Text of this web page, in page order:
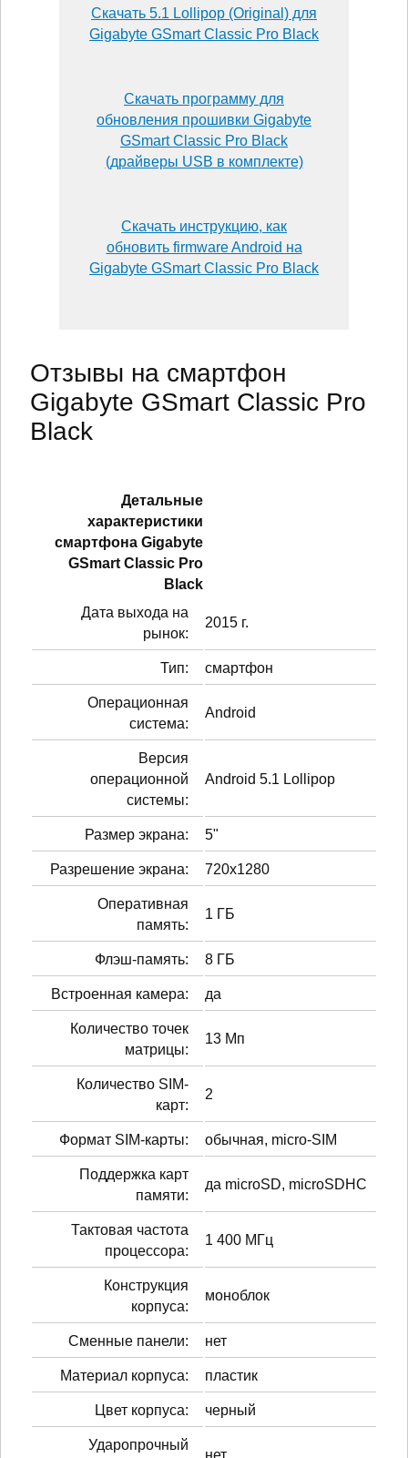
Скачать 5.1 Lollipop (Original) для
Gigabyte GSmart Classic Pro Black
Скачать программу для
обновления прошивки Gigabyte
GSmart Classic Pro Black
(драйверы USB в комплекте)
Скачать инструкцию, как
обновить firmware Android на
Gigabyte GSmart Classic Pro Black
Отзывы на смартфон
Gigabyte GSmart Classic Pro
Black
Детальные
характеристики
смартфонa Gigabyte
GSmart Classic Pro
Black
Дата выхода на
рынок:
2015 г.
Тип: смартфон
Операционная
система:
Android
Версия
операционной
системы:
Android 5.1 Lollipop
Размер экрана: 5"
Разрешение экрана: 720x1280
Оперативная
память:
1 ГБ
Флэш-память: 8 ГБ
Встроенная камера: да
Количество точек
матрицы:
13 Мп
Количество SIM-
карт:
2
Формат SIM-карты: обычная, micro-SIM
Поддержка карт
памяти:
да microSD, microSDHC
Тактовая частота
процессора:
1 400 МГц
Конструкция
корпуса:
моноблок
Сменные панели: нет
Материал корпуса: пластик
Цвет корпуса: черный
Ударопрочный
нет